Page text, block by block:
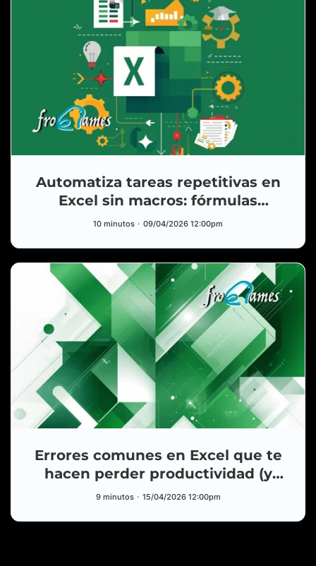
Automatiza tareas repetitivas en
Excel sin macros: fórmulas
avanzadas y Power Query
10 minutos 09/04/2026 12:00pm
Errores comunes en Excel que te
hacen perder productividad (y
cómo evitarlos)
9 minutos 15/04/2026 12:00pm
HUB
VIDEO
Deja de decir "me, yesterday, go…" — así se
habla de verdad en inglés (nivel A2)
5 ago.
Tutorial completo de Skills de Claude: